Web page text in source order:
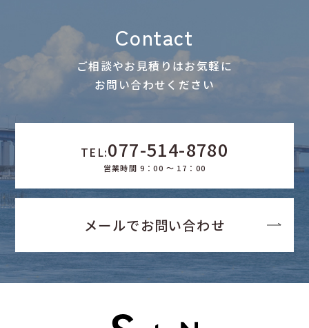
Contact
ご相談やお見積りはお気軽に
お問い合わせください
TEL:077-514-8780
営業時間 9：00 ～ 17：00
メールでお問い合わせ